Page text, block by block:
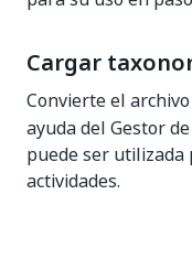
Cargar
Convierte el archivo
ayuda del Gestor
puede ser
actividades.